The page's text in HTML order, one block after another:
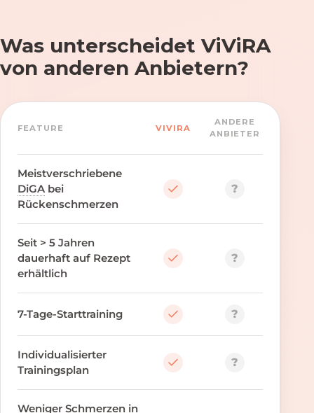
Was unterscheidet ViViRA
von anderen Anbietern?
FEATURE VIVIRA
ANDERE
ANBIETER
Meistverschriebene
DiGA bei
Rückenschmerzen
?
Seit > 5 Jahren
dauerhaft auf Rezept
erhältlich
?
7-Tage-Starttraining ?
Individualisierter
Trainingsplan
?
Weniger Schmerzen in